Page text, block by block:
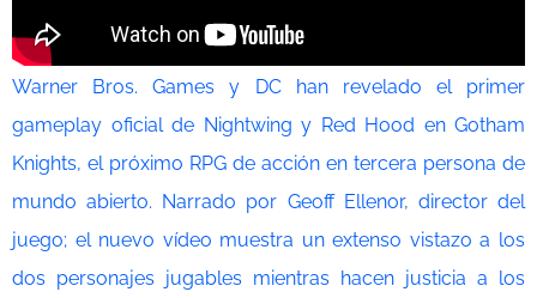
Warner Bros. Games y DC han revelado el primer
gameplay oficial de Nightwing y Red Hood en Gotham
Knights, el próximo RPG de acción en tercera persona de
mundo abierto. Narrado por Geoff Ellenor, director del
juego; el nuevo vídeo muestra un extenso vistazo a los
dos personajes jugables mientras hacen justicia a los